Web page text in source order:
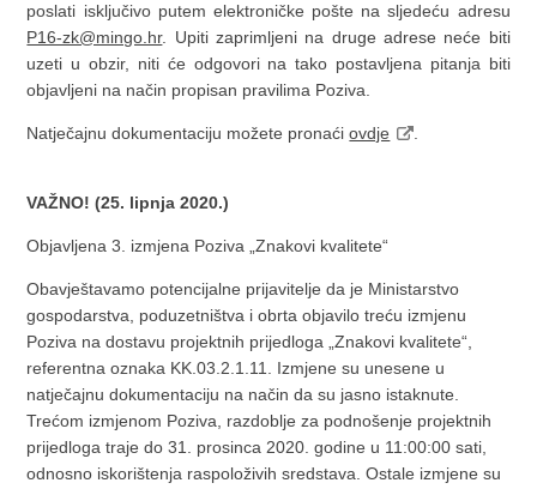
poslati isključivo putem elektroničke pošte na sljedeću adresu
P16-zk@mingo.hr. Upiti zaprimljeni na druge adrese neće biti
uzeti u obzir, niti će odgovori na tako postavljena pitanja biti
objavljeni na način propisan pravilima Poziva.
Natječajnu dokumentaciju možete pronaćiovdje
VAŽNO! (25. lipnja 2020.)
Objavljena 3. izmjena Poziva „Znakovi kvalitete“
Obavještavamo potencijalne prijavitelje da je Ministarstvo
gospodarstva, poduzetništva i obrta objavilo treću izmjenu
Poziva na dostavu projektnih prijedloga „Znakovi kvalitete“,
referentna oznaka KK.03.2.1.11. Izmjene su unesene u
natječajnu dokumentaciju na način da su jasno istaknute.
Trećom izmjenom Poziva, razdoblje za podnošenje projektnih
prijedloga traje do 31. prosinca 2020. godine u 11:00:00 sati,
odnosno iskorištenja raspoloživih sredstava. Ostale izmjene su